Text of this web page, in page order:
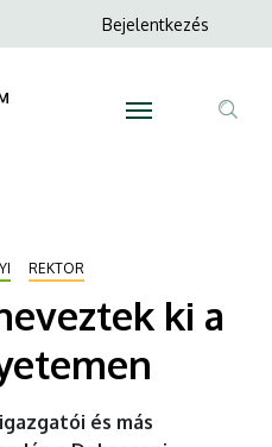
Anonim
menüje
Bejelentkezés
REKTOR
ki a
és más